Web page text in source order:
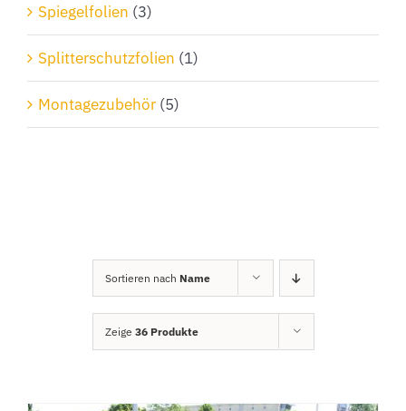
Sortieren nach Name
Zeige 36 Produkte
Spiegelfolien (3)
Splitterschutzfolien (1)
Montagezubehör (5)